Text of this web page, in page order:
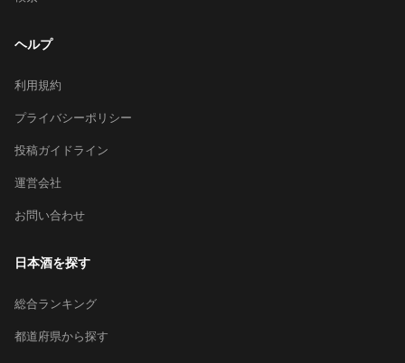
ヘルプ
利用規約
プライバシーポリシー
投稿ガイドライン
運営会社
お問い合わせ
日本酒を探す
総合ランキング
都道府県から探す